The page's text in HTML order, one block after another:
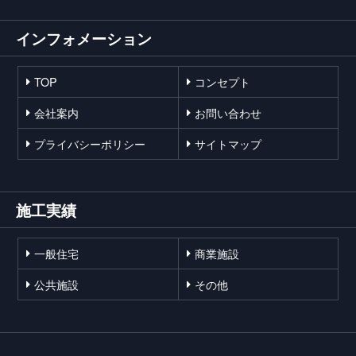
インフォメーション
TOP
コンセプト
会社案内
お問い合わせ
プライバシーポリシー
サイトマップ
施工実績
一般住宅
商業施設
公共施設
その他